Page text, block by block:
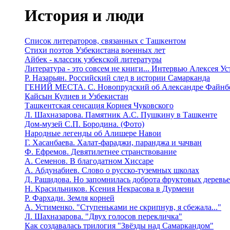
История и люди
Список литераторов, связанных с Ташкентом
Стихи поэтов Узбекистана военных лет
Айбек - классик узбекской литературы
Литература - это совсем не книги... Интервью Алексея
Р. Назарьян. Российский след в истории Самарканда
ГЕНИЙ МЕСТА. C. Новопрудский об Александре
Кайсын Кулиев и Узбекистан
Ташкентская сенсация Корнея Чуковского
Л. Шахназарова. Памятник А.С. Пушкину в Ташкенте
Дом-музей С.П. Бородина. (Фото)
Народные легенды об Алишере Навои
Г. Хасанбаева. Халат-фараджи, паранджа и чачван
Ф. Ефремов. Девятилетнее странствование
А. Семенов. В благодатном Хиссаре
А. Абдунабиев. Слово о русско-туземных школах
Д. Рашидова. Но запомнилась доброта фруктовых
Н. Красильников. Ксения Некрасова в Дурмени
Р. Фархади. Земля корней
А. Устименко. "Ступеньками не скрипнув, я сбежала..."
Л. Шахназарова. "Двух голосов перекличка"
Как создавалась трилогия "Звёзды над Самаркандом"